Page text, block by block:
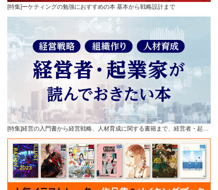
[特集]ーケティングの勉強におすすめの本 基本から戦略設計まで
[特集]経営の入門書から経営戦略、人材育成に関する書籍まで、経営者・起…